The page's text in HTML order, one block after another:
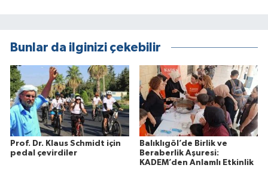
Bunlar da ilginizi çekebilir
Prof. Dr. Klaus Schmidt için
pedal çevirdiler
Balıklıgöl’de Birlik ve
Beraberlik Aşuresi:
KADEM’den Anlamlı Etkinlik